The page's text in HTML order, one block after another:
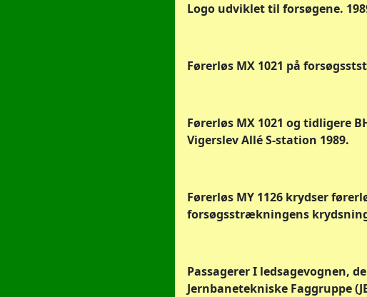
Logo udviklet til forsøgene.
Førerløs MX 1021 på
Førerløs MX 1021 og tidligere
Vigerslev Allé S-station 1989.
Førerløs MY 1126 krydser
forsøgsstrækningens
Passagerer I ledsagevognen,
Jernbanetekniske Faggruppe